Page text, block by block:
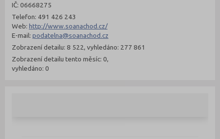
IČ: 06668275
Telefon: 491 426 243
Web: http://www.soanachod.cz/
E-mail: podatelna@soanachod.cz
Zobrazení detailu: 8 522, vyhledáno: 277 861
Zobrazení detailu tento měsíc: 0,
vyhledáno: 0